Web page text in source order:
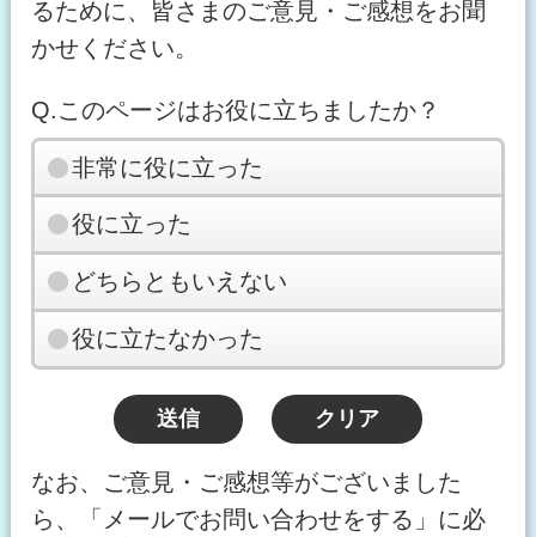
るために、皆さまのご意見・ご感想をお聞
かせください。
Q.このページはお役に立ちましたか？
非常に役に立った
役に立った
どちらともいえない
役に立たなかった
なお、ご意見・ご感想等がございました
ら、「メールでお問い合わせをする」に必